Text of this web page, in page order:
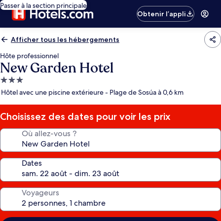
Passer à la section principale
Obtenir l’appli
Afficher tous les hébergements
Hôte professionnel
New Garden Hotel
Hébergement
3.0 étoiles
Hôtel avec une piscine extérieure - Plage de Sosúa à 0,6 km
Choisissez des dates pour voir les prix
Où allez-vous ?
Dates
Voyageurs